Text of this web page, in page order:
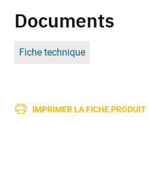
Documents
Fiche technique
IMPRIMER LA FICHE PRODUIT